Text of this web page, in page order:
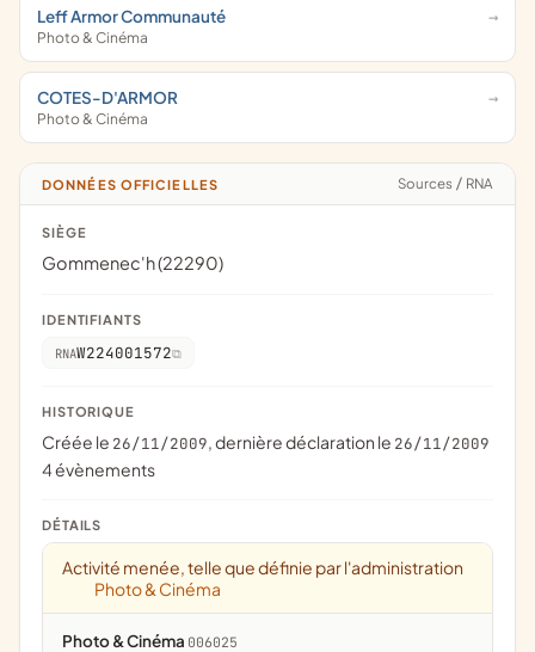
Leff Armor Communauté
Photo & Cinéma
COTES-D'ARMOR
Photo & Cinéma
DONNÉES OFFICIELLES Sources / RNA
SIÈGE
Gommenec'h (22290)
IDENTIFIANTS
RNAW224001572
HISTORIQUE
Créée le 26/11/2009, dernière déclaration le 26/11/2009
4 évènements
DÉTAILS
Activité menée, telle que définie par l'administration
Photo & Cinéma
Photo & Cinéma 006025